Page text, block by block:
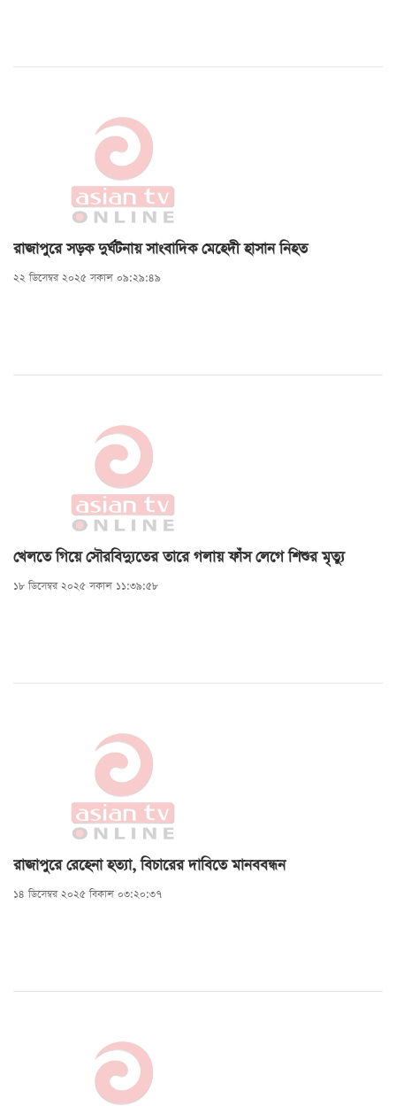
রাজাপুরে সড়ক দুর্ঘটনায় সাংবাদিক মেহেদী হাসান নিহত
২২ ডিসেম্বর ২০২৫ সকাল ০৯:২৯:৪৯
খেলতে গিয়ে সৌরবিদ্যুতের তারে গলায় ফাঁস লেগে শিশুর মৃত্যু
১৮ ডিসেম্বর ২০২৫ সকাল ১১:৩৯:৫৮
রাজাপুরে রেহেনা হত্যা, বিচারের দাবিতে মানববন্ধন
১৪ ডিসেম্বর ২০২৫ বিকাল ০৩:২০:৩৭